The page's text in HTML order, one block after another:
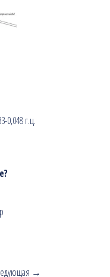
0,048 г.ц.
→